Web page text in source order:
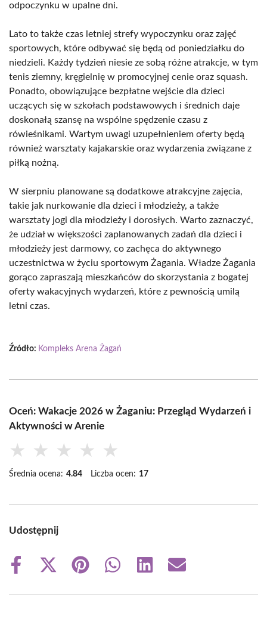
odpoczynku w upalne dni.
Lato to także czas letniej strefy wypoczynku oraz zajęć
sportowych, które odbywać się będą od poniedziałku do
niedzieli. Każdy tydzień niesie ze sobą różne atrakcje, w tym
tenis ziemny, kręgielnię w promocyjnej cenie oraz squash.
Ponadto, obowiązujące bezpłatne wejście dla dzieci
uczących się w szkołach podstawowych i średnich daje
doskonałą szansę na wspólne spędzenie czasu z
rówieśnikami. Wartym uwagi uzupełnieniem oferty będą
również warsztaty kajakarskie oraz wydarzenia związane z
piłką nożną.
W sierpniu planowane są dodatkowe atrakcyjne zajęcia,
takie jak nurkowanie dla dzieci i młodzieży, a także
warsztaty jogi dla młodzieży i dorosłych. Warto zaznaczyć,
że udział w większości zaplanowanych zadań dla dzieci i
młodzieży jest darmowy, co zachęca do aktywnego
uczestnictwa w życiu sportowym Żagania. Władze Żagania
gorąco zapraszają mieszkańców do skorzystania z bogatej
oferty wakacyjnych wydarzeń, które z pewnością umilą
letni czas.
Źródło: Kompleks Arena Żagań
Oceń: Wakacje 2026 w Żaganiu: Przegląd Wydarzeń i
Aktywności w Arenie
★ ★ ★ ★ ★
Średnia ocena: 4.84 Liczba ocen: 17
Udostępnij
Share
Share
(Twitter)
Share
Share
Share
Share